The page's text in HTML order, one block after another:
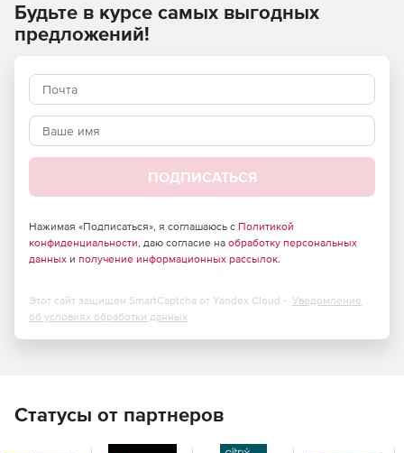
500 готовых объектов.
Решение «Виртуальный осмотр места происшествия
криминалистики Следственного комитета Российской
Федерации и Следственным управлением Следственного
комитета Российской Федерации по Астраханской
области.
Производительная обучающая система позволяет:
дополнительный контент (фото-, видео-,
аудиоматериалы).
виртуального пространства и возможность работы в
шлеме виртуальной реальности (Oculus Rift и
они представлены в 2 исполнениях: «Обучение» (с
пошаговыми инструкциями) и «Экзамен», что
Будьте в курсе самых выгодных
предложений!
ПОДПИСАТЬСЯ
Нажимая «Подписаться», я соглашаюсь с Политикой
конфиденциальности, даю согласие на обработку персональных
данных и получение информационных рассылок.
Этот сайт защищен SmartCaptcha от Yandex Cloud - Уведомление
об условиях обработки данных
Статусы от партнеров